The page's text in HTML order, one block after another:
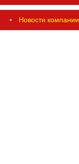
Новости компании